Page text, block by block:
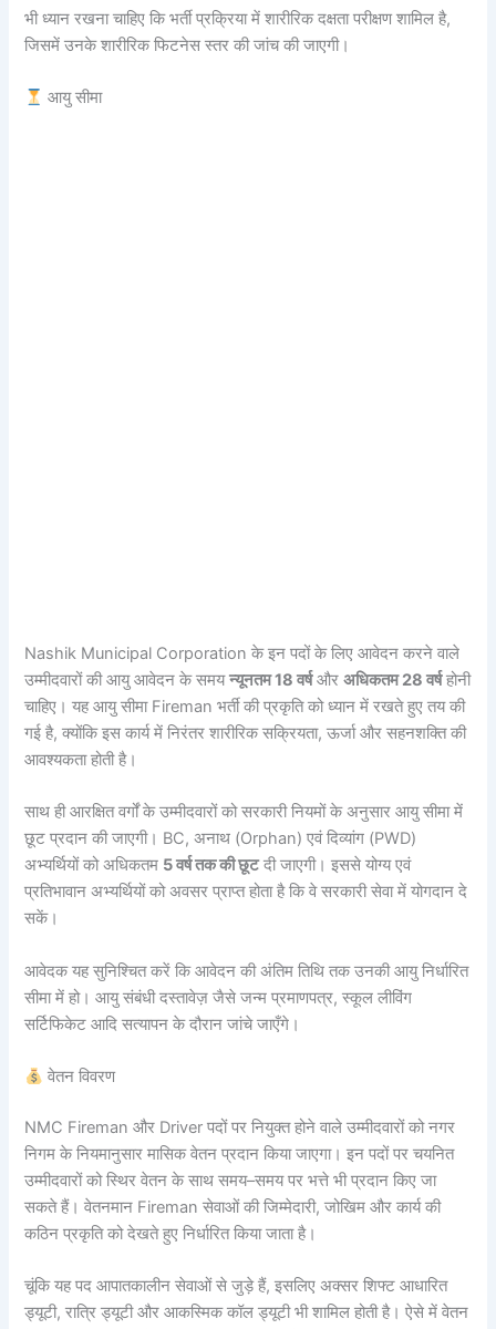
भी ध्यान रखना चाहिए कि भर्ती प्रक्रिया में शारीरिक दक्षता परीक्षण शामिल है,
जिसमें उनके शारीरिक फिटनेस स्तर की जांच की जाएगी।
आयु सीमा
Nashik Municipal Corporation के इन पदों के लिए आवेदन करने वाले
उम्मीदवारों की आयु आवेदन के समयन्यूनतम 18 वर्षऔरअधिकतम 28 वर्षहोनी
चाहिए। यह आयु सीमा Fireman भर्ती की प्रकृति को ध्यान में रखते हुए तय की
गई है, क्योंकि इस कार्य में निरंतर शारीरिक सक्रियता, ऊर्जा और सहनशक्ति की
आवश्यकता होती है।
साथ ही आरक्षित वर्गों के उम्मीदवारों को सरकारी नियमों के अनुसार आयु सीमा में
छूट प्रदान की जाएगी। BC, अनाथ (Orphan) एवं दिव्यांग (PWD)
अभ्यर्थियों को अधिकतम 5 वर्ष तक की छूटदी जाएगी। इससे योग्य एवं
प्रतिभावान अभ्यर्थियों को अवसर प्राप्त होता है कि वे सरकारी सेवा में योगदान दे
सकें।
आवेदक यह सुनिश्चित करें कि आवेदन की अंतिम तिथि तक उनकी आयु निर्धारित
सीमा में हो। आयु संबंधी दस्तावेज़ जैसे जन्म प्रमाणपत्र, स्कूल लीविंग
सर्टिफिकेट आदि सत्यापन के दौरान जांचे जाएँगे।
वेतन विवरण
NMC Fireman और Driver पदों पर नियुक्त होने वाले उम्मीदवारों को नगर
निगम के नियमानुसार मासिक वेतन प्रदान किया जाएगा। इन पदों पर चयनित
उम्मीदवारों को स्थिर वेतन के साथ समय–समय पर भत्ते भी प्रदान किए जा
सकते हैं। वेतनमान Fireman सेवाओं की जिम्मेदारी, जोखिम और कार्य की
कठिन प्रकृति को देखते हुए निर्धारित किया जाता है।
चूंकि यह पद आपातकालीन सेवाओं से जुड़े हैं, इसलिए अक्सर शिफ्ट आधारित
ड्यूटी, रात्रि ड्यूटी और आकस्मिक कॉल ड्यूटी भी शामिल होती है। ऐसे में वेतन